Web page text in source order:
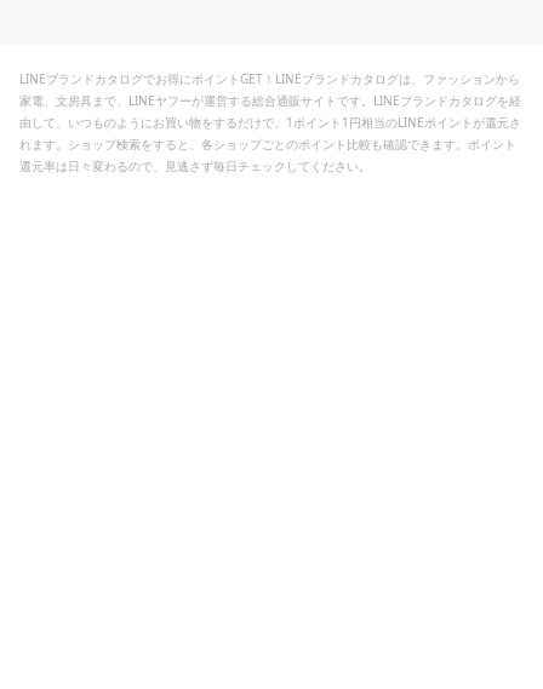
LINEブランドカタログでお得にポイントGET！LINEブランドカタログは、ファッションから
家電、文房具まで、LINEヤフーが運営する総合通販サイトです。LINEブランドカタログを経
由して、いつものようにお買い物をするだけで、1ポイント1円相当のLINEポイントが還元さ
れます。ショップ検索をすると、各ショップごとのポイント比較も確認できます。ポイント
還元率は日々変わるので、見逃さず毎日チェックしてください。